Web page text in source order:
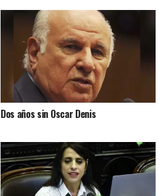
Dos años sin Oscar Denis